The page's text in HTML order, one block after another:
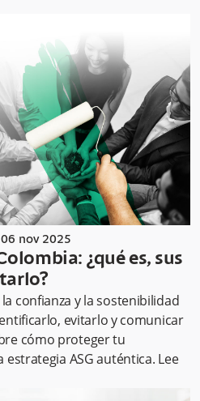
06 nov 2025
¿qué es, sus
confianza y la sostenibilidad
evitarlo y comunicar
cómo proteger tu
ASG auténtica. Lee